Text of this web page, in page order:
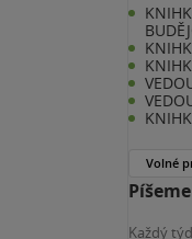
Volné
Každý